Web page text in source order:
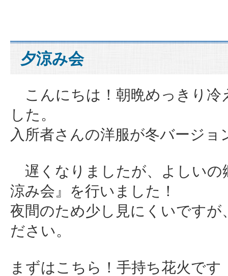
夕涼み会
こんにちは！朝晩めっきり冷
した
入所者さんの洋服が冬バージ
遅くなりましたが、よしいの
涼み会』を行いました！
夜間のため少し見にくいですが
ださい。
まずはこちら！手持ち花火です